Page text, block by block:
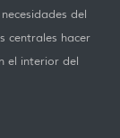
del
centrales hacer
el interior del